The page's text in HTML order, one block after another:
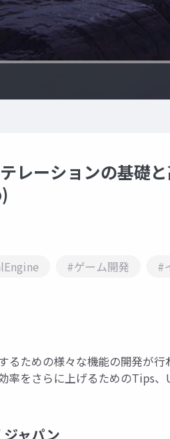
レーションの基礎
#ゲーム開発 #
るための様々な機能の開発が
率をさらに上げるためのTips
ャパン